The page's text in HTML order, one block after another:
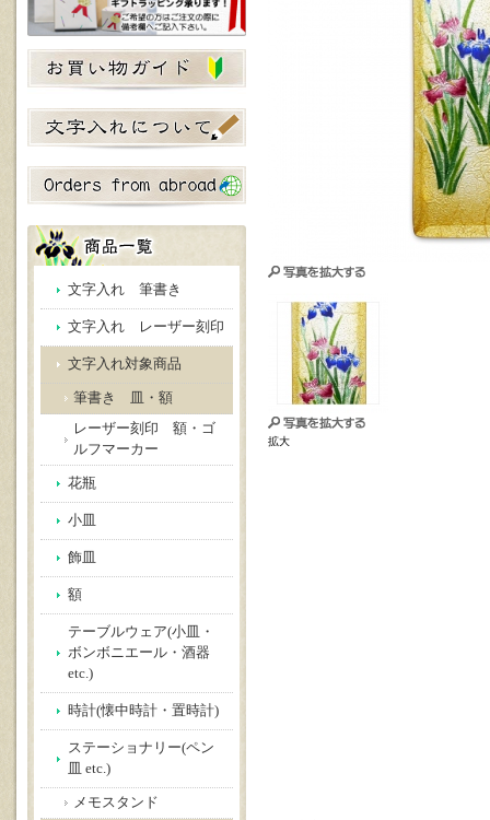
文字入れ 筆書き
文字入れ レーザー刻印
文字入れ対象商品
筆書き 皿・額
レーザー刻印 額・ゴ
ルフマーカー
花瓶
小皿
飾皿
額
テーブルウェア(小皿・
ボンボニエール・酒器
etc.)
時計(懐中時計・置時計)
ステーショナリー(ペン
皿 etc.)
メモスタンド
拡大